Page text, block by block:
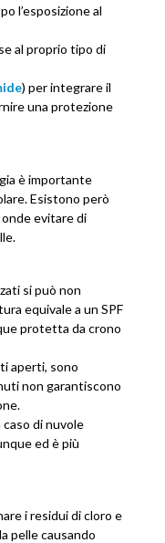
l’esposizione al
al proprio tipo di
) per integrare il
una protezione
è importante
Esistono però
evitare di
si può non
equivale a un SPF
protetta da crono
aperti, sono
non garantiscono
di nuvole
ed è più
i residui di cloro e
pelle causando